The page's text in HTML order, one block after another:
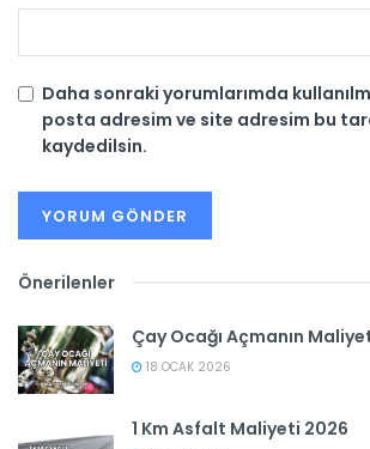
Daha sonraki yorumlarımda
posta adresim ve site adresim bu
kaydedilsin.
Önerilenler
Çay Ocağı Açmanın
18 OCAK 2026
1 Km Asfalt Maliyeti 2026